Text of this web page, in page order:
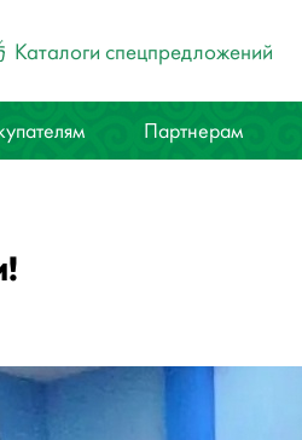
Каталоги спецпредложений
Партнерам